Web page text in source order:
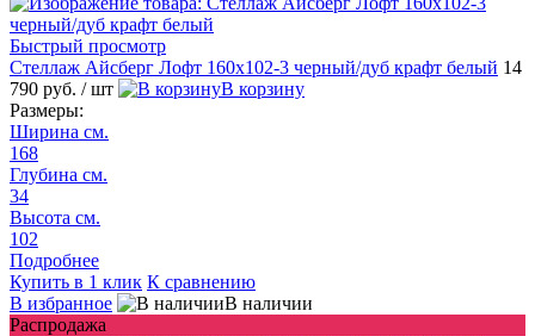
Быстрый просмотр
Стеллаж Айсберг Лофт 160х102-3 черный/дуб крафт белый 14
790 руб. / шт
В корзину
Размеры:
Ширина см.
168
Глубина см.
34
Высота см.
102
Подробнее
Купить в 1 клик К сравнению
В избранное
В наличии
Распродажа